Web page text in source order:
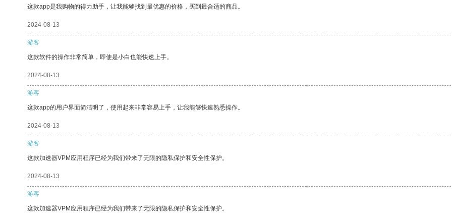
这款app是我购物的得力助手，让我能够找到最优惠的价格，买到最合适的商品。
2024-08-13
游客
这款软件的操作非常简单，即使是小白也能快速上手。
2024-08-13
游客
这款app的用户界面简洁明了，使用起来非常容易上手，让我能够快速熟悉操作。
2024-08-13
游客
这款加速器VPM应用程序已经为我们带来了无限的隐私保护和安全性保护。
2024-08-13
游客
这款加速器VPM应用程序已经为我们带来了无限的隐私保护和安全性保护。